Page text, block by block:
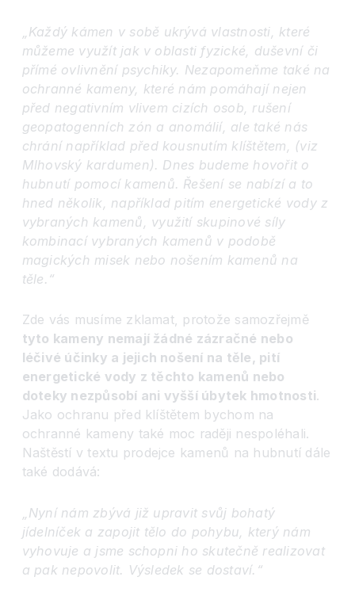
„Každý kámen v sobě ukrývá vlastnosti, které
můžeme využít jak v oblasti fyzické, duševní či
přímé ovlivnění psychiky. Nezapomeňme také na
ochranné kameny, které nám pomáhají nejen
před negativním vlivem cizích osob, rušení
geopatogenních zón a anomálií, ale také nás
chrání například před kousnutím klíštětem, (viz
Mlhovský kardumen). Dnes budeme hovořit o
hubnutí pomocí kamen ů. Řešení se nabízí a to
hned několik, například pitím energetické vody z
vybraných kamenů, využití skupinové síly
kombinací vybraných kamen ů v podobě
magických misek nebo nošením kamenů na
těle.“
Zde vás musíme zklamat, protože samozřejmě
tyto kameny nemají žádné zázračné nebo
léčivé účinky a jejich nošení na těle, pití
energetické vody z těchto kamenů nebo
doteky nezpůsobí ani vyšší úbytek hmotnosti.
Jako ochranu před klíštětem bychom na
ochranné kameny také moc raději nespoléhali.
Naštěstí v textu prodejce kamenů na hubnutí dále
také dodává:
„Nyní nám zbývá již upravit svůj bohatý
jídelníček a zapojit tělo do pohybu, který nám
vyhovuje a jsme schopni ho skutečně realizovat
a pak nepovolit. Výsledek se dostaví.“